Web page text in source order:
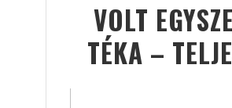
VOLT
TÉKA –